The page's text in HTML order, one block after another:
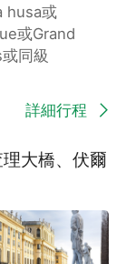
husa或
或Grand
同級
詳細行程
大橋、伏爾